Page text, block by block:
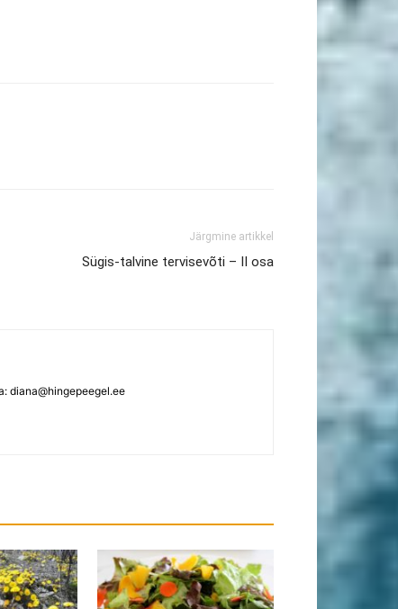
Järgmine artikkel
Sügis-talvine tervisevõti – II osa
diana@hingepeegel.ee